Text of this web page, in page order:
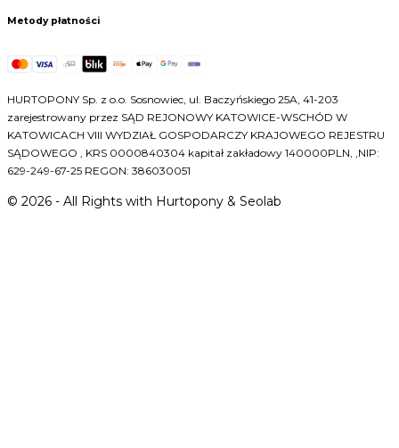
Metody płatności
HURTOPONY Sp. z o.o. Sosnowiec, ul. Baczyńskiego 25A, 41-203
zarejestrowany przez SĄD REJONOWY KATOWICE-WSCHÓD W
KATOWICACH VIII WYDZIAŁ GOSPODARCZY KRAJOWEGO REJESTRU
SĄDOWEGO , KRS 0000840304 kapitał zakładowy 140000PLN, ,NIP:
629-249-67-25 REGON: 386030051
© 2026 - All Rights with Hurtopony & Seolab